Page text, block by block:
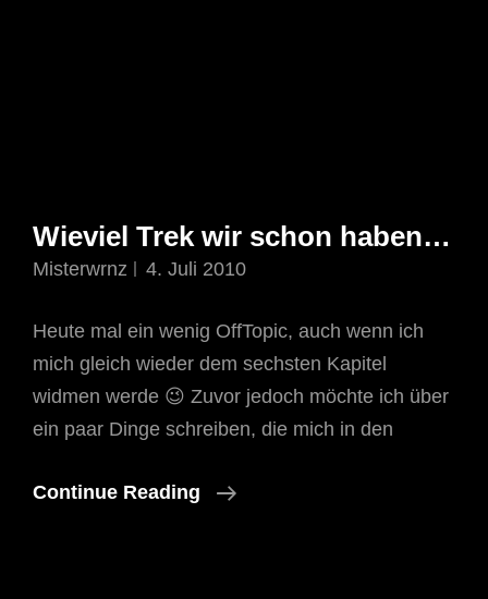
Wieviel Trek wir schon haben…
Misterwrnz 4. Juli 2010
Heute mal ein wenig OffTopic, auch wenn ich
mich gleich wieder dem sechsten Kapitel
widmen werde 😉 Zuvor jedoch möchte ich über
ein paar Dinge schreiben, die mich in den
Continue Reading
Wieviel